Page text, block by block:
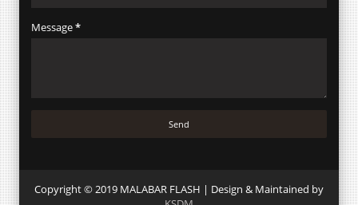
Message*
Copyright © 2019 MALABAR FLASH | Design & Maintained by